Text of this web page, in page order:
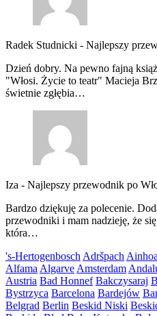
Radek Studnicki - Najlepszy
Dzień dobry. Na pewno fajną
"Włosi. Życie to teatr" Macieja
świetnie zgłębia…
Iza - Najlepszy przewodnik po
Bardzo dziękuję za polecenie.
przewodniki i mam nadzieję, że
która…
's-Hertogenbosch Adršpach Ainhoa
Alfama Algarve Amsterdam
Austria Bad Honnef Bakczysaraj
Bystrzyca Barcelona Bardejów
Belgrad Berlin Beskid Niski